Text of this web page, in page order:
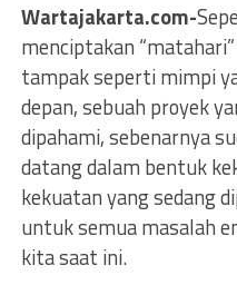
Wartajakarta.com-
menciptakan
tampak seperti mimpi
depan, sebuah proyek
dipahami, sebenarnya
datang dalam bentuk
kekuatan yang sedang
untuk semua masalah
kita saat ini.